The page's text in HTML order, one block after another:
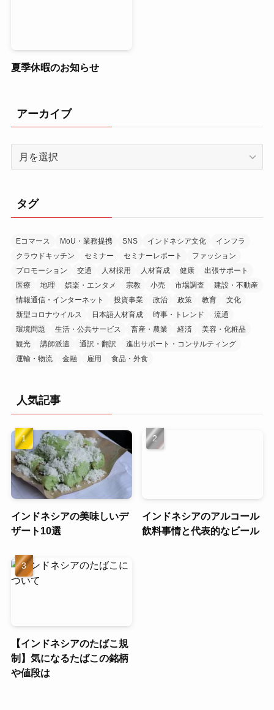
夏季休暇のお知らせ
アーカイブ
ブ
タグ
Eコマース MoU・業務提携 SNS インドネシア文化
インフラ
クラウドキッチン
セミナー セミナーレポート
ファッション
プロモーション
交通 人材採用 人材育成 健康
出張サポート
医療
地理 娯楽・エンタメ 宗教 小売 市場調査
建設・不動産
情報通信・インターネット
投資事業 政治 政策 教育
文化
新型コロナウイルス
日本語人材育成 時事・トレンド
流通
環境問題
生活・公共サービス 畜産・農業 経済
美容・化粧品
観光
講師派遣 通訳・翻訳
進出サポート・コンサルティング
運輸・物流
金融 雇用 食品・外食
人気記事
インドネシアの美味しいデ
ザート10選
インドネシアのアルコール
飲料事情と代表的なビール
【インドネシアのたばこ規
制】気になるたばこの銘柄
や値段は